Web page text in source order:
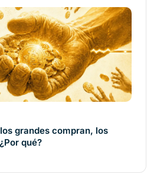
grandes compran, los
qué?